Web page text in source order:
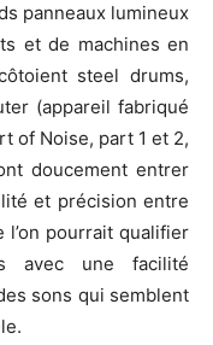
panneaux lumineux
et de machines en
steel drums,
(appareil fabriqué
of Noise, part 1 et 2,
doucement entrer
et précision entre
l’on pourrait qualifier
avec une facilité
sons qui semblent